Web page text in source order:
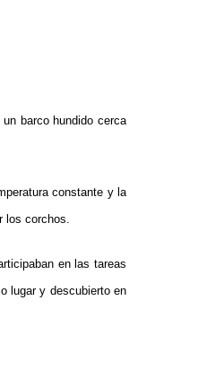
barco hundido cerca
constante y la
corchos.
en las tareas
lugar y descubierto en